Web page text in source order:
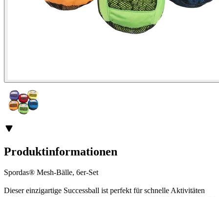
Produktinformationen
Spordas® Mesh-Bälle, 6er-Set
Dieser einzigartige Successball ist perfekt für schnelle Aktivitäten